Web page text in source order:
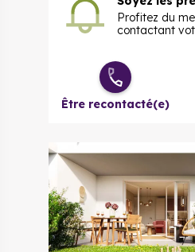
Profitez du
contactant
Être recontacté(e)